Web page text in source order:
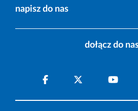
napisz do nas
dołącz do